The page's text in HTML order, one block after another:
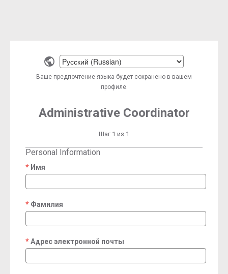
Select
a
language
Ваше предпочтение языка будет сохранено в вашем
профиле.
Administrative Coordinator
Шаг 1 из 1
Personal Information
Имя
required
Фамилия
required
Адрес электронной почты
required